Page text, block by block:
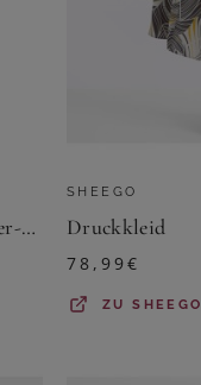
Sommerkleid mit exotischem Allover-Muster
SHEEGO
Druckkleid
78,99€
ZUSHEEGO